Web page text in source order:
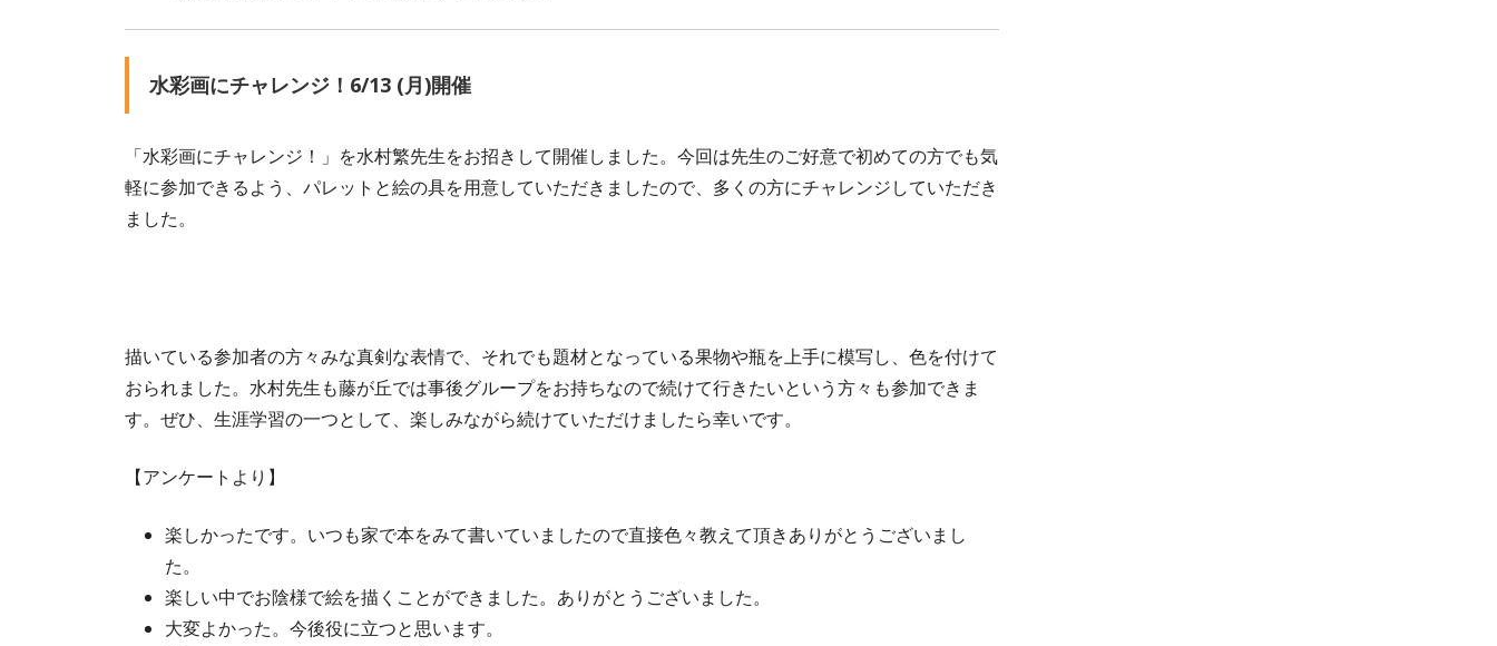
水彩画にチャレンジ！6/13 (月)開催
「水彩画にチャレンジ！」を水村繁先生をお招きして開催しました。今回は先生のご好意で初めての方でも気
軽に参加できるよう、パレットと絵の具を用意していただきましたので、多くの方にチャレンジしていただき
ました。
描いている参加者の方々みな真剣な表情で、それでも題材となっている果物や瓶を上手に模写し、色を付けて
おられました。水村先生も藤が丘では事後グループをお持ちなので続けて行きたいという方々も参加できま
す。ぜひ、生涯学習の一つとして、楽しみながら続けていただけましたら幸いです。
【アンケートより】
楽しかったです。いつも家で本をみて書いていましたので直接色々教えて頂きありがとうございまし
た。
楽しい中でお陰様で絵を描くことができました。ありがとうございました。
大変よかった。今後役に立つと思います。